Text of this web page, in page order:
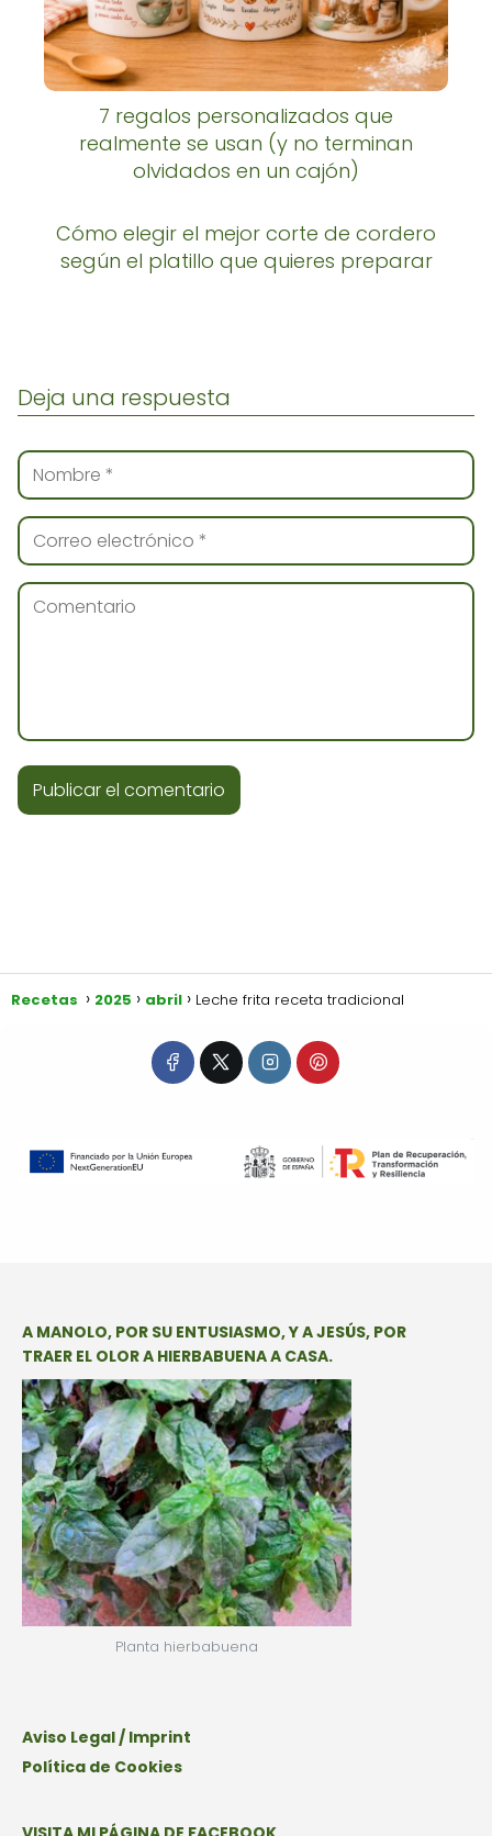
7 regalos personalizados que
realmente se usan (y no terminan
olvidados en un cajón)
Cómo elegir el mejor corte de cordero
según el platillo que quieres preparar
Deja una respuesta
Recetas 2025 abril Leche frita receta tradicional
A MANOLO, POR SU ENTUSIASMO, Y A JESÚS, POR
TRAER EL OLOR A HIERBABUENA A CASA.
Planta hierbabuena
Aviso Legal / Imprint
Política de Cookies